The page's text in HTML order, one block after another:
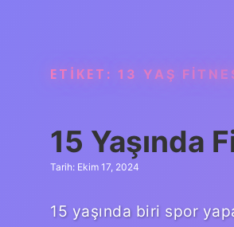
ETIKET: 13 YAŞ
15 Yaşında
Tarih: Ekim 17, 2024
15 yaşında biri spor